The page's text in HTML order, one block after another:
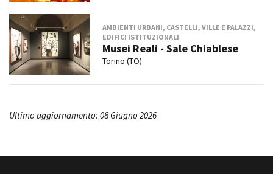
AMBIENTI URBANI, CASTELLI, VILLE E PALAZZI,
EDIFICI ISTITUZIONALI
Musei Reali - Sale Chiablese
Torino (TO)
Ultimo aggiornamento: 08 Giugno 2026